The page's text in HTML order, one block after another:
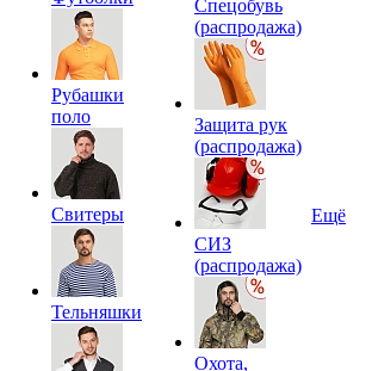
Рубашки
поло
Свитеры
Тельняшки
Спецобувь
(распродажа)
Защита рук
(распродажа)
СИЗ
(распродажа)
Охота,
Ещё